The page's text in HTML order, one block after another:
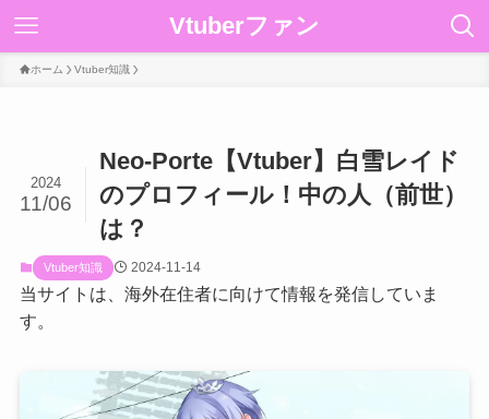
Vtuberファン
ホーム Vtuber知識
Neo-Porte【Vtuber】白雪レイド
のプロフィール！中の人（前世）
は？
2024
11/06
Vtuber知識 2024-11-14
当サイトは、海外在住者に向けて情報を発信していま
す。